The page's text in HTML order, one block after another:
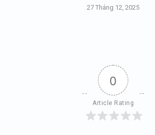
27 Tháng 12, 2025
0
Article Rating